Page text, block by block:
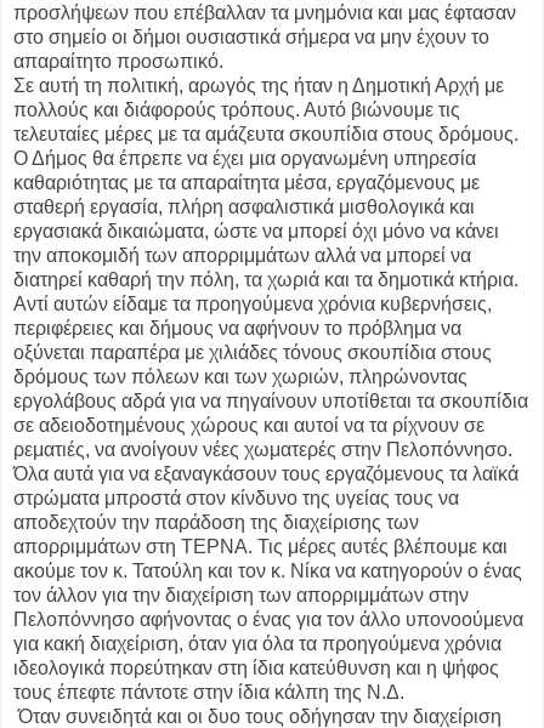
προσλήψεων που επέβαλλαν τα μνημόνια και μας έφτασαν
στο σημείο οι δήμοι ουσιαστικά σήμερα να μην έχουν το
απαραίτητο προσωπικό.
Σε αυτή τη πολιτική, αρωγός της ήταν η Δημοτική Αρχή με
πολλούς και διάφορούς τρόπους. Αυτό βιώνουμε τις
τελευταίες μέρες με τα αμάζευτα σκουπίδια στους δρόμους.
Ο Δήμος θα έπρεπε να έχει μια οργανωμένη υπηρεσία
καθαριότητας με τα απαραίτητα μέσα, εργαζόμενους με
σταθερή εργασία, πλήρη ασφαλιστικά μισθολογικά και
εργασιακά δικαιώματα, ώστε να μπορεί όχι μόνο να κάνει
την αποκομιδή των απορριμμάτων αλλά να μπορεί να
διατηρεί καθαρή την πόλη, τα χωριά και τα δημοτικά κτήρια.
Αντί αυτών είδαμε τα προηγούμενα χρόνια κυβερνήσεις,
περιφέρειες και δήμους να αφήνουν το πρόβλημα να
οξύνεται παραπέρα με χιλιάδες τόνους σκουπίδια στους
δρόμους των πόλεων και των χωριών, πληρώνοντας
εργολάβους αδρά για να πηγαίνουν υποτίθεται τα σκουπίδια
σε αδειοδοτημένους χώρους και αυτοί να τα ρίχνουν σε
ρεματιές, να ανοίγουν νέες χωματερές στην Πελοπόννησο.
Όλα αυτά για να εξαναγκάσουν τους εργαζόμενους τα λαϊκά
στρώματα μπροστά στον κίνδυνο της υγείας τους να
αποδεχτούν την παράδοση της διαχείρισης των
απορριμμάτων στη ΤΕΡΝΑ. Τις μέρες αυτές βλέπουμε και
ακούμε τον κ. Τατούλη και τον κ. Νίκα να κατηγορούν ο ένας
τον άλλον για την διαχείριση των απορριμμάτων στην
Πελοπόννησο αφήνοντας ο ένας για τον άλλο υπονοούμενα
για κακή διαχείριση, όταν για όλα τα προηγούμενα χρόνια
ιδεολογικά πορεύτηκαν στη ίδια κατεύθυνση και η ψήφος
τους έπεφτε πάντοτε στην ίδια κάλπη της Ν.Δ.
Όταν συνειδητά και οι δυο τους οδήγησαν την διαχείριση